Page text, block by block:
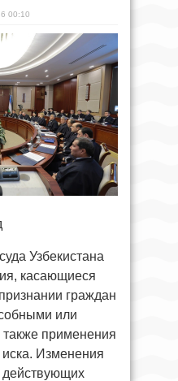
00:10
Узбекистана
касающиеся
граждан
или
применения
Изменения
действующих